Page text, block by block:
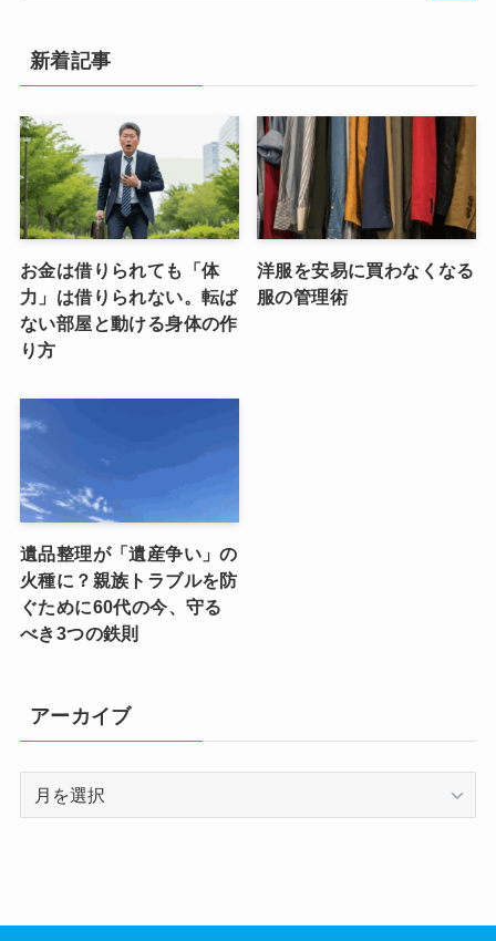
新着記事
お金は借りられても「体
力」は借りられない。転ば
ない部屋と動ける身体の作
り方
洋服を安易に買わなくなる
服の管理術
遺品整理が「遺産争い」の
火種に？親族トラブルを防
ぐために60代の今、守る
べき3つの鉄則
アーカイブ